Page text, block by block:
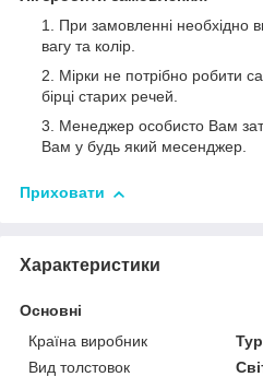
При замовленні необхідно
вагу та колір.
Мірки не потрібно робити
бірці старих речей.
Менеджер особисто Вам
Вам у будь який месенджер.
Приховати
Характеристики
Основні
Країна виробник
Вид толстовок